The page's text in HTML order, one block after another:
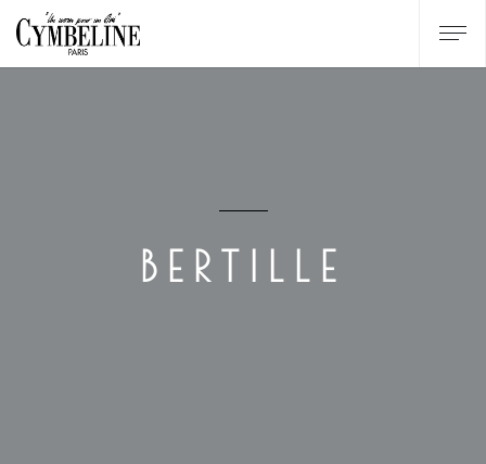
BERTILLE